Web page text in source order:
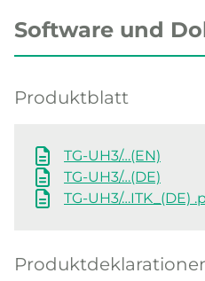
Software und
Produktblatt
TG-UH3/…(EN)
TG-UH3/…(DE)
TG-UH3/…ITK_(DE)